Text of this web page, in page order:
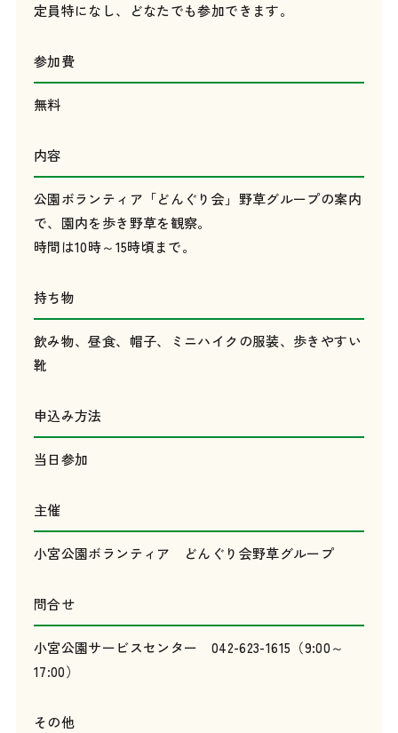
定員特になし、どなたでも参加できます。
参加費
無料
内容
公園ボランティア「どんぐり会」野草グループの案内
で、園内を歩き野草を観察。
時間は10時～15時頃まで。
持ち物
飲み物、昼食、帽子、ミニハイクの服装、歩きやすい
靴
申込み方法
当日参加
主催
小宮公園ボランティア どんぐり会野草グループ
問合せ
小宮公園サービスセンター 042-623-1615（9:00～
17:00）
その他